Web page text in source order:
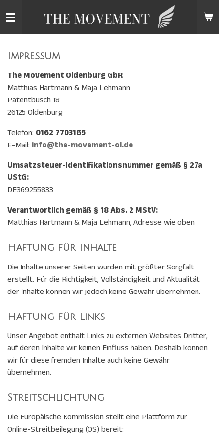
Hauptinhalt
springen
Impressum
The Movement Oldenburg GbR
Matthias Hartmann & Maja Lehmann
Patentbusch 18
26125 Oldenburg
Telefon: 0162 7703165
E-Mail:info@the-movement-ol.de
Umsatzsteuer-Identifikationsnummer gemäß § 27a
UStG:
DE369255833
Verantwortlich gemäß § 18 Abs. 2 MStV:
Matthias Hartmann & Maja Lehmann, Adresse wie oben
Haftung für Inhalte
Die Inhalte unserer Seiten wurden mit größter Sorgfalt
erstellt. Für die Richtigkeit, Vollständigkeit und Aktualität
der Inhalte können wir jedoch keine Gewähr übernehmen.
Haftung für Links
Unser Angebot enthält Links zu externen Websites Dritter,
auf deren Inhalte wir keinen Einfluss haben. Deshalb können
wir für diese fremden Inhalte auch keine Gewähr
übernehmen.
Streitschlichtung
Die Europäische Kommission stellt eine Plattform zur
Online-Streitbeilegung (OS) bereit: